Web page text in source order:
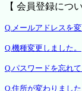
【 会員登録につ
Q.メールアドレスを変
Q.機種変更しました。
Q.パスワードを忘れ
Q.住所が変わりました